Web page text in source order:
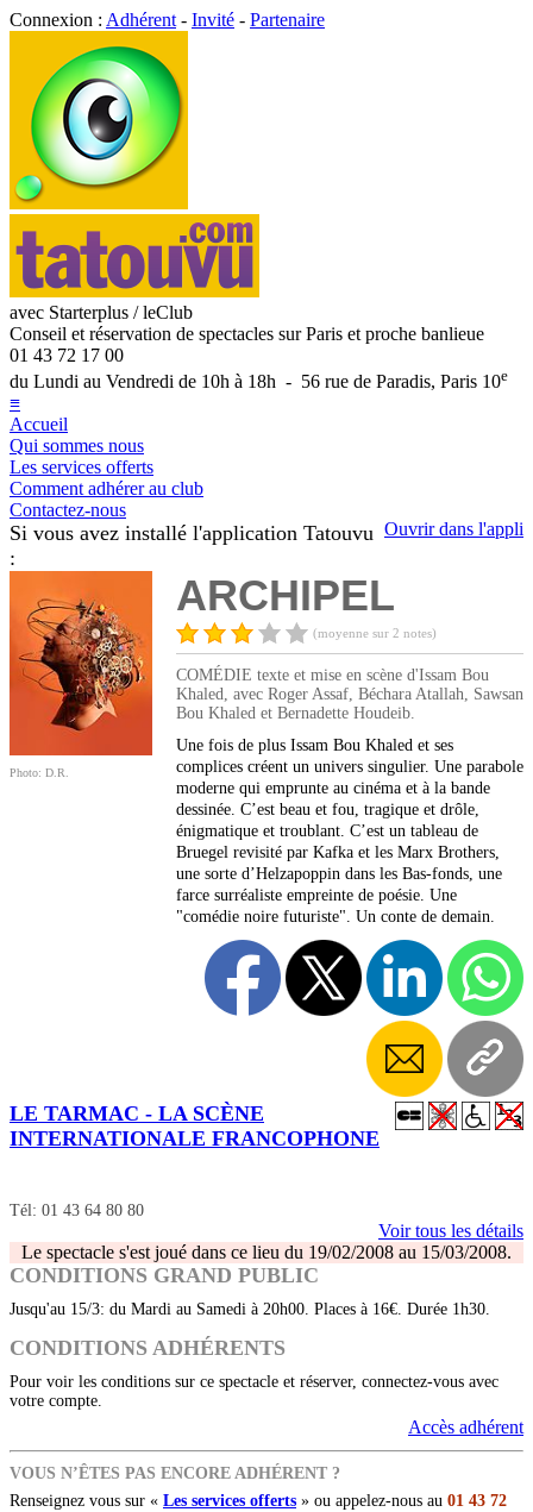
Connexion : Adhérent - Invité - Partenaire
avec Starterplus / leClub
Conseil et réservation de spectacles sur Paris et proche banlieue
01 43 72 17 00
du Lundi au Vendredi de 10h à 18h - 56 rue de Paradis, Paris 10e
≡
Accueil
Qui sommes nous
Les services offerts
Comment adhérer au club
Contactez-nous
Ouvrir dans l'appli
Si vous avez installé l'application Tatouvu
:
Photo: D.R.
ARCHIPEL
(moyenne sur 2 notes)
COMÉDIE texte et mise en scène d'Issam Bou
Khaled, avec Roger Assaf, Béchara Atallah, Sawsan
Bou Khaled et Bernadette Houdeib.
Une fois de plus Issam Bou Khaled et ses
complices créent un univers singulier. Une parabole
moderne qui emprunte au cinéma et à la bande
dessinée. C’est beau et fou, tragique et drôle,
énigmatique et troublant. C’est un tableau de
Bruegel revisité par Kafka et les Marx Brothers,
une sorte d’Helzapoppin dans les Bas-fonds, une
farce surréaliste empreinte de poésie. Une
"comédie noire futuriste". Un conte de demain.
LE TARMAC - LA SCÈNE
INTERNATIONALE FRANCOPHONE
Tél: 01 43 64 80 80
Voir tous les détails
Le spectacle s'est joué dans ce lieu du 19/02/2008 au 15/03/2008.
CONDITIONS GRAND PUBLIC
Jusqu'au 15/3: du Mardi au Samedi à 20h00. Places à 16€. Durée 1h30.
CONDITIONS ADHÉRENTS
Pour voir les conditions sur ce spectacle et réserver, connectez-vous avec
votre compte.
Accès adhérent
VOUS N’ÊTES PAS ENCORE ADHÉRENT ?
Renseignez vous sur « Les services offerts » ou appelez-nous au 01 43 72